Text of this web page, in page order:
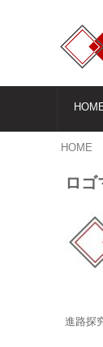
HOME
ロゴ
進路探